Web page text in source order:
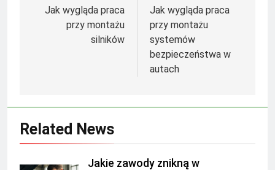
wpisu
Jak wygląda praca
przy montażu
silników
Jak wygląda praca
przy montażu
systemów
bezpieczeństwa w
autach
Related News
Jakie zawody znikną w